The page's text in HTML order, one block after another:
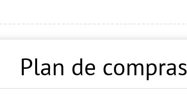
Plan de compras